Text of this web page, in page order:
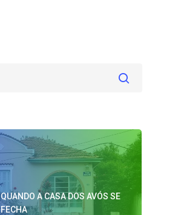
QUANDO A CASA DOS AVÓS SE
FECHA